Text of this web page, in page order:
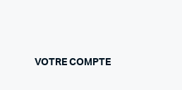
VOTRE COMPTE